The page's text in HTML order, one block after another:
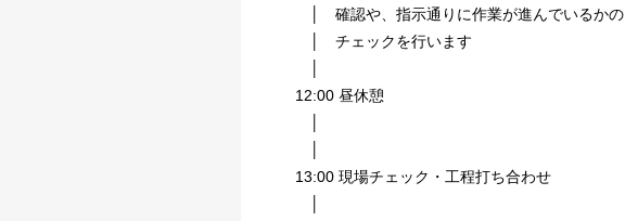
│ 確認や、指示通りに作業が進んでいるかの
│ チェックを行います
12:00 昼休憩
13:00 現場チェック・工程打ち合わせ